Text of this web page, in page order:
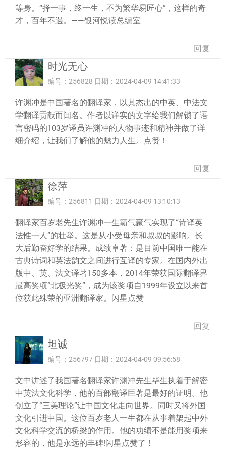
等身。“择一事，终一生，不为繁华易匠心”，这样的奇
才，百年不遇。——银河悦读总编室
回复
时光无心
编号：256828 日期：2024-04-09 14:41:33
许渊冲是中国著名的翻译家，以其杰出的中英、中法文
学翻译贡献而闻名。作者以详实的文字给我们解锁了语
言密码的103岁译员许渊冲的人物事迹和精神并做了详
细介绍，让我们了解他的魅力人生。点赞！
回复
徐萍
编号：256811 日期：2024-04-09 13:10:13
翻译家百岁老先生许渊冲一生霸气豪气实现了“诗译英
法惟一人”的壮举。这是从小受母亲和叔叔的影响。长
大后勤奋好学的结果。成绩卓著：是目前中国唯一能在
古典诗词和英法韵文之间进行互译的专家。在国内外出
版中、英、法文译著150多本，2014年荣获国际翻译界
最高奖项“北极光奖”，成为该奖项自1999年设立以来首
位获此殊荣的亚洲翻译家。闪星点赞
回复
坦诚
编号：256797 日期：2024-04-09 09:56:58
文中讲述了我国著名翻译家许渊冲先生毕生执着于解密
中英法文化科学，他的百部翻译巨著是最好的证明。他
创立了“三美理论”让中国文化走向世界。同时又将外国
文化引进中国。这位百岁老人一生都在从事着架起中外
文化科学交流的桥梁的作用。他的功绩不是能用奖项来
形容的，他是永远的丰碑!闪星点赞了！